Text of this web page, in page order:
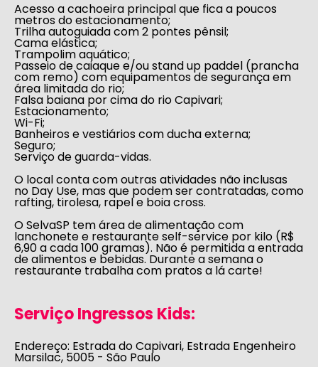
Acesso a cachoeira principal que fica a poucos
metros do estacionamento;
Trilha autoguiada com 2 pontes pênsil;
Cama elástica;
Trampolim aquático;
Passeio de caiaque e/ou stand up paddel (prancha
com remo) com equipamentos de segurança em
área limitada do rio;
Falsa baiana por cima do rio Capivari;
Estacionamento;
Wi-Fi;
Banheiros e vestiários com ducha externa;
Seguro;
Serviço de guarda-vidas.
O local conta com outras atividades não inclusas
no Day Use, mas que podem ser contratadas, como
rafting, tirolesa, rapel e boia cross.
O SelvaSP tem área de alimentação com
lanchonetee restauranteself-service por kilo (R$
6,90 a cada 100 gramas). Não é permitida a entrada
de alimentos e bebidas. Durante a semana o
restaurante trabalha com pratos a lá carte!
Serviço Ingressos Kids:
Endereço: Estrada do Capivari, Estrada Engenheiro
Marsilac, 5005 - São Paulo